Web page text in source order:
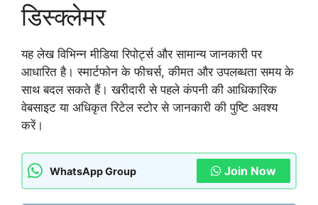
डिस्क्लेमर
यह लेख विभिन्न मीडिया रिपोर्ट्स और सामान्य जानकारी पर
आधारित है। स्मार्टफोन के फीचर्स, कीमत और उपलब्धता समय के
साथ बदल सकते हैं। खरीदारी से पहले कंपनी की आधिकारिक
वेबसाइट या अधिकृत रिटेल स्टोर से जानकारी की पुष्टि अवश्य
करें।
WhatsApp Group Join Now